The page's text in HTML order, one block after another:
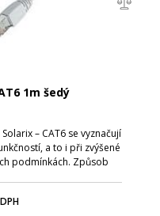
1m šedý
– CAT6 se vyznačují
a to i při zvýšené
podmínkách. Způsob